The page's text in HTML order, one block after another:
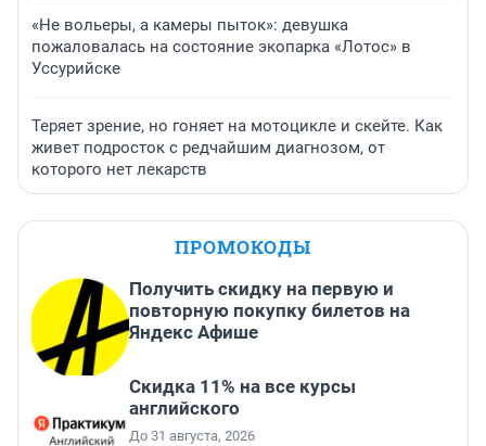
«Не вольеры, а камеры пыток»: девушка
пожаловалась на состояние экопарка «Лотос» в
Уссурийске
Теряет зрение, но гоняет на мотоцикле и скейте. Как
живет подросток с редчайшим диагнозом, от
которого нет лекарств
ПРОМОКОДЫ
Получить скидку на первую и
повторную покупку билетов на
Яндекс Афише
Скидка 11% на все курсы
английского
До 31 августа, 2026